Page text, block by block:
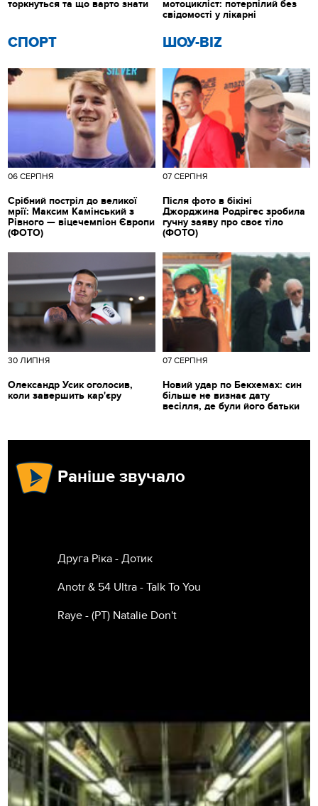
СПОРТ
06 СЕРПНЯ
Срібний постріл до великої
мрії: Максим Камінський з
Рівного — віцечемпіон Європи
(ФОТО)
ШОУ-BIZ
07 СЕРПНЯ
Після фото в бікіні
Джорджина Родрігес зробила
гучну заяву про своє тіло
(ФОТО)
торкнуться та що варто знати
мотоцикліст: потерпілий без
свідомості у лікарні
30 ЛИПНЯ
Олександр Усик оголосив,
коли завершить кар'єру
07 СЕРПНЯ
Новий удар по Бекхемах: син
більше не визнає дату
весілля, де були його батьки
Раніше звучало
Друга Ріка - Дотик
Anotr & 54 Ultra - Talk To You
Raye - (РТ) Natalie Don't